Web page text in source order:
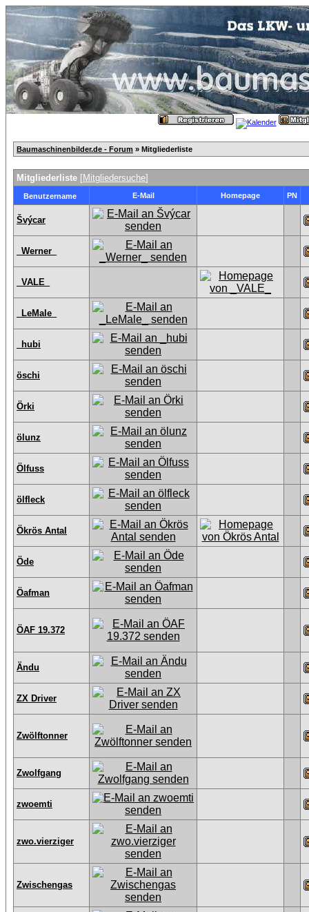
Baumaschinenbilder.de - Forum » Mitgliederliste
Mitgliederliste [Mitgliedersuche]
Benutzername E-Mail Homepage PN
Švýcar
_Werner_
_VALE_
_LeMale_
_hubi
öschi
Örki
ölunz
Ölfuss
ölfleck
Ökrös Antal
Öde
Öafman
ÖAF 19.372
Ändu
ZX Driver
Zwölftonner
Zwolfgang
zwoemti
zwo.vierziger
Zwischengas